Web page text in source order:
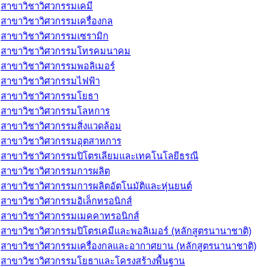
สาขาวิชาวิศวกรรมเคมี
สาขาวิชาวิศวกรรมเครื่องกล
สาขาวิชาวิศวกรรมเซรามิก
สาขาวิชาวิศวกรรมโทรคมนาคม
สาขาวิชาวิศวกรรมพอลิเมอร์
สาขาวิชาวิศวกรรมไฟฟ้า
สาขาวิชาวิศวกรรมโยธา
สาขาวิชาวิศวกรรมโลหการ
สาขาวิชาวิศวกรรมสิ่งแวดล้อม
สาขาวิชาวิศวกรรมอุตสาหการ
สาขาวิชาวิศวกรรมปิโตรเลียมและเทคโนโลยีธรณี
สาขาวิชาวิศวกรรมการผลิต
สาขาวิชาวิศวกรรมการผลิตอัตโนมัติและหุ่นยนต์
สาขาวิชาวิศวกรรมอิเล็กทรอนิกส์
สาขาวิชาวิศวกรรมเมคคาทรอนิกส์
สาขาวิชาวิศวกรรมปิโตรเคมีและพอลิเมอร์ (หลักสูตรนานาชาติ)
สาขาวิชาวิศวกรรมเครื่องกลและอากาศยาน (หลักสูตรนานาชาติ)
สาขาวิชาวิศวกรรมโยธาและโครงสร้างพื้นฐาน